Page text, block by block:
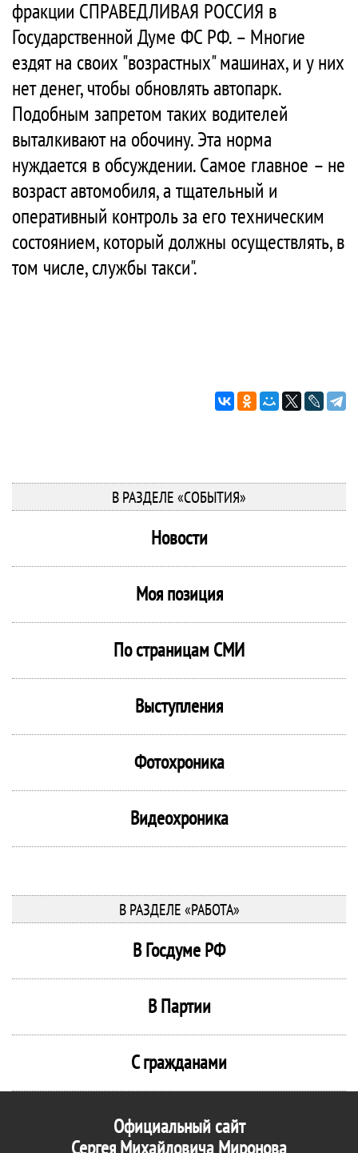
фракции СПРАВЕДЛИВАЯ РОССИЯ в
Государственной Думе ФС РФ. – Многие
ездят на своих "возрастных" машинах, и у них
нет денег, чтобы обновлять автопарк.
Подобным запретом таких водителей
выталкивают на обочину. Эта норма
нуждается в обсуждении. Самое главное – не
возраст автомобиля, а тщательный и
оперативный контроль за его техническим
состоянием, который должны осуществлять, в
том числе, службы такси".
В РАЗДЕЛЕ «СОБЫТИЯ»
Новости
Моя позиция
По страницам СМИ
Выступления
Фотохроника
Видеохроника
В РАЗДЕЛЕ «РАБОТА»
В Госдуме РФ
В Партии
С гражданами
Официальный сайт
Сергея Михайловича Миронова